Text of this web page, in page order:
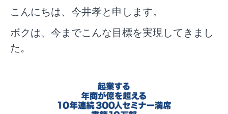
こんにちは、今井孝と申します。
ボクは、今までこんな目標を実現してきまし
た。